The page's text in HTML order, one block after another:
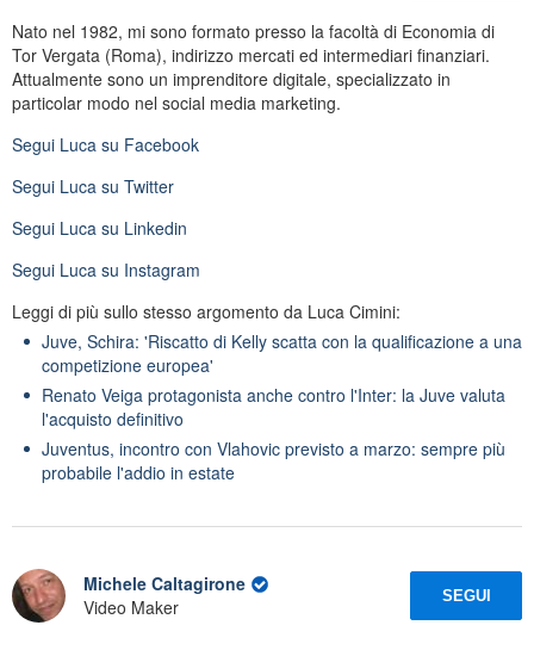
Nato nel 1982, mi sono formato presso la facoltà di Economia di
Tor Vergata (Roma), indirizzo mercati ed intermediari finanziari.
Attualmente sono un imprenditore digitale, specializzato in
particolar modo nel social media marketing.
Segui Luca su Facebook
Segui Luca su Twitter
Segui Luca su Linkedin
Segui Luca su Instagram
Leggi di più sullo stesso argomento da Luca Cimini:
Juve, Schira: 'Riscatto di Kelly scatta con la qualificazione a una
competizione europea'
Renato Veiga protagonista anche contro l'Inter: la Juve valuta
l'acquisto definitivo
Juventus, incontro con Vlahovic previsto a marzo: sempre più
probabile l'addio in estate
Michele Caltagirone
Video Maker
SEGUI